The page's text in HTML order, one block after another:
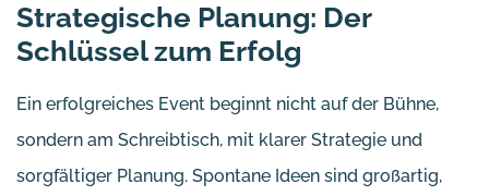
Strategische Planung: Der
Schlüssel zum Erfolg
Ein erfolgreiches Event beginnt nicht auf der Bühne,
sondern am Schreibtisch, mit klarer Strategie und
sorgfältiger Planung. Spontane Ideen sind großartig,